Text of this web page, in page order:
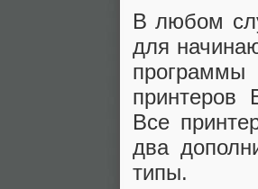
В любом
для
Все
два
типы.